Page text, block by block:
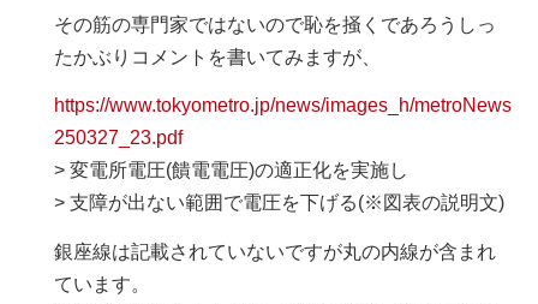
その筋の専門家ではないので恥を掻くであろうしっ
たかぶりコメントを書いてみますが、
https://www.tokyometro.jp/news/images_h/metroNews
250327_23.pdf
> 変電所電圧(饋電電圧)の適正化を実施し
> 支障が出ない範囲で電圧を下げる(※図表の説明文)
銀座線は記載されていないですが丸の内線が含まれ
ています。